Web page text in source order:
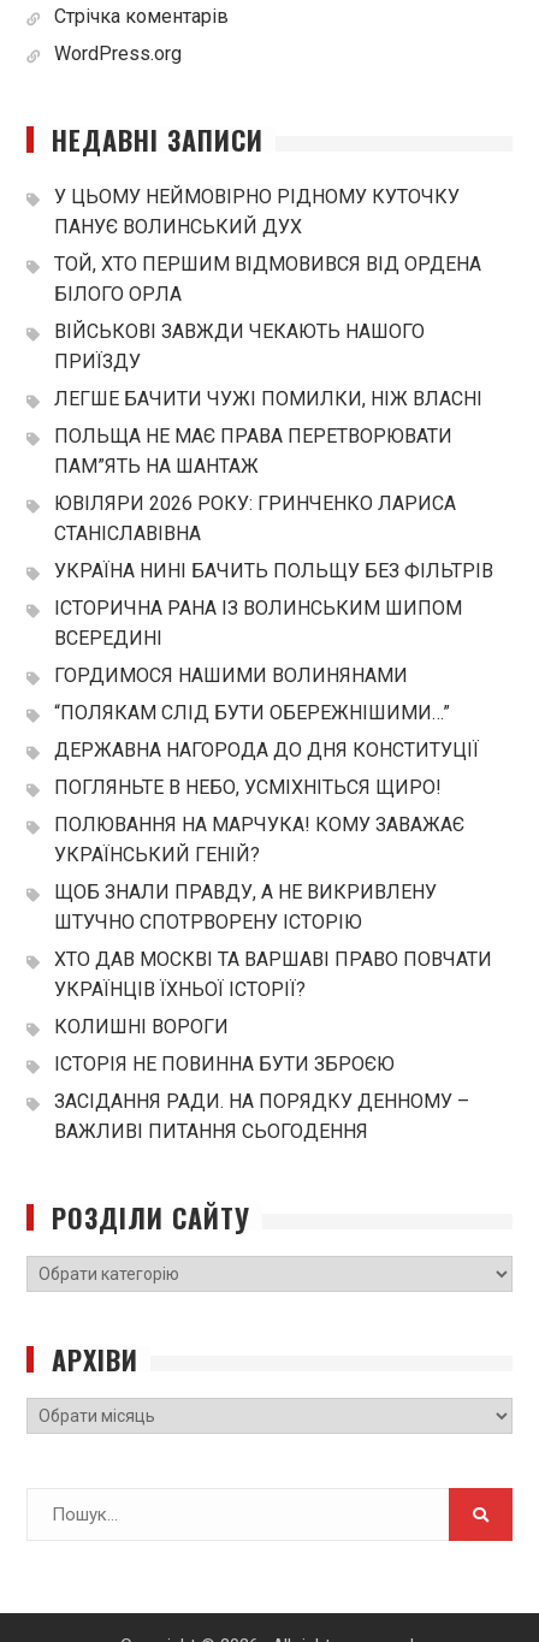
Стрічка коментарів
WordPress.org
НЕДАВНІ ЗАПИСИ
У ЦЬОМУ НЕЙМОВІРНО РІДНОМУ КУТОЧКУ
ПАНУЄ ВОЛИНСЬКИЙ ДУХ
ТОЙ, ХТО ПЕРШИМ ВІДМОВИВСЯ ВІД ОРДЕНА
БІЛОГО ОРЛА
ВІЙСЬКОВІ ЗАВЖДИ ЧЕКАЮТЬ НАШОГО
ПРИЇЗДУ
ЛЕГШЕ БАЧИТИ ЧУЖІ ПОМИЛКИ, НІЖ ВЛАСНІ
ПОЛЬЩА НЕ МАЄ ПРАВА ПЕРЕТВОРЮВАТИ
ПАМ”ЯТЬ НА ШАНТАЖ
ЮВІЛЯРИ 2026 РОКУ: ГРИНЧЕНКО ЛАРИСА
СТАНІСЛАВІВНА
УКРАЇНА НИНІ БАЧИТЬ ПОЛЬЩУ БЕЗ ФІЛЬТРІВ
ІСТОРИЧНА РАНА ІЗ ВОЛИНСЬКИМ ШИПОМ
ВСЕРЕДИНІ
ГОРДИМОСЯ НАШИМИ ВОЛИНЯНАМИ
“ПОЛЯКАМ СЛІД БУТИ ОБЕРЕЖНІШИМИ…”
ДЕРЖАВНА НАГОРОДА ДО ДНЯ КОНСТИТУЦІЇ
ПОГЛЯНЬТЕ В НЕБО, УСМІХНІТЬСЯ ЩИРО!
ПОЛЮВАННЯ НА МАРЧУКА! КОМУ ЗАВАЖАЄ
УКРАЇНСЬКИЙ ГЕНІЙ?
ЩОБ ЗНАЛИ ПРАВДУ, А НЕ ВИКРИВЛЕНУ
ШТУЧНО СПОТРВОРЕНУ ІСТОРІЮ
ХТО ДАВ МОСКВІ ТА ВАРШАВІ ПРАВО ПОВЧАТИ
УКРАЇНЦІВ ЇХНЬОЇ ІСТОРІЇ?
КОЛИШНІ ВОРОГИ
ІСТОРІЯ НЕ ПОВИННА БУТИ ЗБРОЄЮ
ЗАСІДАННЯ РАДИ. НА ПОРЯДКУ ДЕННОМУ –
ВАЖЛИВІ ПИТАННЯ СЬОГОДЕННЯ
РОЗДІЛИ САЙТУ
РОЗДІЛИ
АРХІВИ
Архіви
Search